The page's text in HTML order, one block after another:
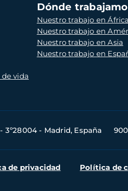
vida
Dónde
Nuestro trabajo en África
Nuestro trabajo en
Nuestro trabajo en Asia
Nuestro trabajo en
3º28004 - Madrid, España
de privacidad Política de